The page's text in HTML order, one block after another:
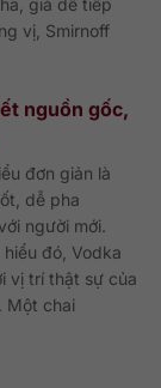
vị, Smirnoff
nguồn gốc,
đơn giản là
dễ pha
người mới.
đó, Vodka
vị trí thật sự của
Một chai